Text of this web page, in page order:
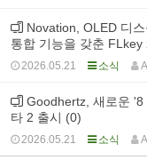
Novation, OLED 디
통합 기능을 갖춘 FLkey
2026.05.21 소식
Goodhertz, 새로운 '8
타 2 출시 (0)
2026.05.21 소식